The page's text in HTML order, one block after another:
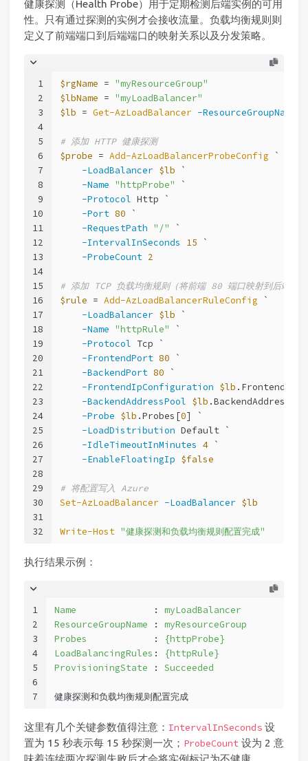
健康探测（Health Probe）用于定期检测后端实例的可用
性。只有通过探测的实例才会接收流量。负载均衡规则则
定义了前端端口到后端端口的映射关系以及分发策略。
1
2
3
4
5
6
7
8
9
10
11
12
13
14
15
16
17
18
19
20
21
22
23
24
25
26
27
28
29
30
31
32
$rgName = "myResourceGroup"
$lbName = "myLoadBalancer"
$lb = Get-AzLoadBalancer -ResourceGroupName
# 添加 HTTP 健康探测
$probe = Add-AzLoadBalancerProbeConfig `
-LoadBalancer $lb `
-Name "httpProbe" `
-Protocol Http `
-Port 80 `
-RequestPath "/" `
-IntervalInSeconds
15 `
-ProbeCount 2
# 添加 TCP 负载均衡规则（将前端 80 端口映射到后端
$rule = Add-AzLoadBalancerRuleConfig `
-LoadBalancer $lb `
-Name "httpRule" `
-Protocol Tcp `
-FrontendPort 80 `
-BackendPort 80 `
-FrontendIpConfiguration $lb
-BackendAddressPool $lb
-Probe $lb .Probes[0] `
-LoadDistribution Default `
-IdleTimeoutInMinutes 4 `
-EnableFloatingIp $false
# 将配置写入 Azure
Set-AzLoadBalancer -LoadBalancer $lb
Write-Host "健康探测和负载均衡规则配置完成"
执行结果示例：
1
2
3
4
5
6
7
Name
              :
myLoadBalancer
ResourceGroupName :
myResourceGroup
Probes
            :
{httpProbe}
LoadBalancingRules :
{httpRule}
ProvisioningState : Succeeded
健康探测和负载均衡规则配置完成
这里有几个关键参数值得注意： IntervalInSeconds 设
置为 15 秒表示每 15 秒探测一次； ProbeCount 设为 2 意